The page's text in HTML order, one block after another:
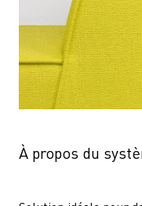
À propos du